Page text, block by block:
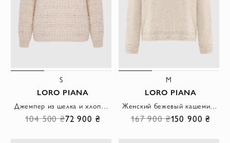
S
LORO PIANA
104 500 ₴72 900 ₴
M
LORO PIANA
167 900 ₴150 900 ₴